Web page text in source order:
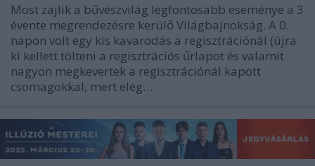
Most zajlik a bűvészvilág legfontosabb eseménye a 3
évente megrendezésre kerülő Világbajnokság. A 0.
napon volt egy kis kavarodás a regisztrációnál (újra
ki kellett tölteni a regisztrációs űrlapot és valamit
nagyon megkevertek a regisztrációnál kapott
csomagokkal, mert elég…